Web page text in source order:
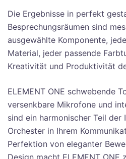
Die Ergebnisse in perfekt
Besprechungsräumen sind
ausgewählte Komponente,
Material, jeder passende
Kreativität und Produktivität
ELEMENT ONE schwebende
versenkbare Mikrofone und
sind ein harmonischer Teil der
Orchester in Ihrem
Perfektion von eleganter